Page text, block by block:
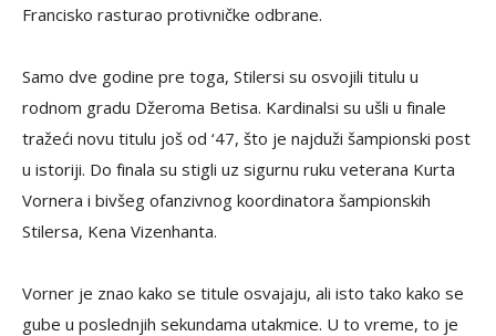
Francisko rasturao protivničke odbrane.
Samo dve godine pre toga, Stilersi su osvojili titulu u
rodnom gradu Džeroma Betisa. Kardinalsi su ušli u finale
tražeći novu titulu još od ‘47, što je najduži šampionski post
u istoriji. Do finala su stigli uz sigurnu ruku veterana Kurta
Vornera i bivšeg ofanzivnog koordinatora šampionskih
Stilersa, Kena Vizenhanta.
Vorner je znao kako se titule osvajaju, ali isto tako kako se
gube u poslednjih sekundama utakmice. U to vreme, to je